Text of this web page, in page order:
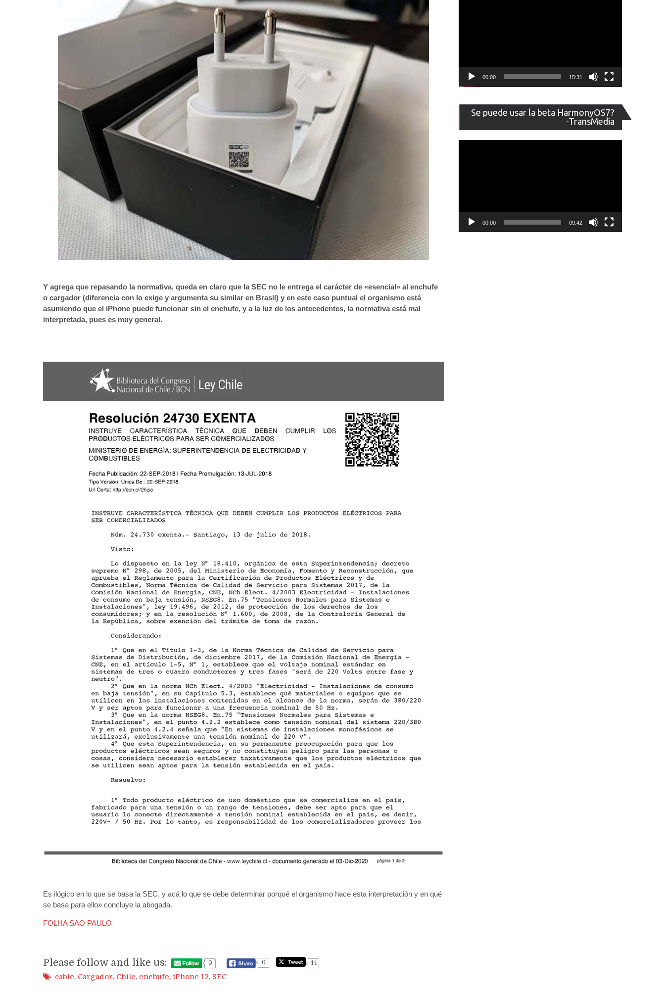
Y agrega que repasando la normativa, queda en claro que la SEC no le entrega el carácter de «esencial» al enchufe
o cargador (diferencia con lo exige y argumenta su similar en Brasil) y en este caso puntual el organismo está
asumiendo que el iPhone puede funcionar sin el enchufe, y a la luz de los antecedentes, la normativa está mal
interpretada, pues es muy general.
Es ilógico en lo que se basa la SEC, y acá lo que se debe determinar porqué el organismo hace esta interpretación y en qué
se basa para ello» concluye la abogada.
FOLHA SAO PAULO
Please follow and like us: 0 0 44
cable, Cargador, Chile, enchufe, iPhone 12, SEC
00:00 15:31
Se puede usar la beta HarmonyOS7?
-TransMedia
de
vídeo
00:00 09:42